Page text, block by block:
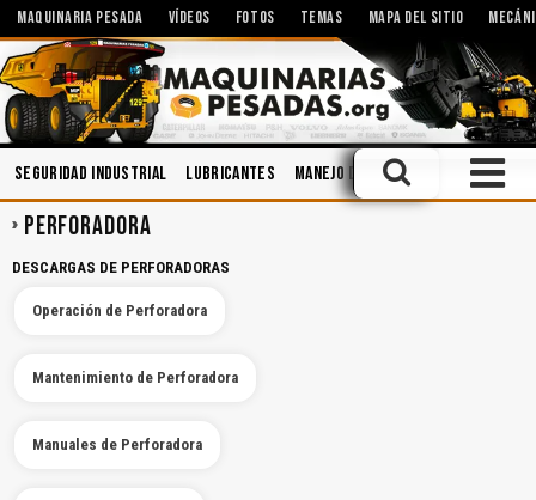
MAQUINARIA PESADA VÍDEOS FOTOS TEMAS MAPA DEL SITIO
Seguridad Industrial Lubricantes Manejo Defensivo Aceites
PERFORADORA
DESCARGAS DE PERFORADORAS
Operación de Perforadora
Mantenimiento de Perforadora
Manuales de Perforadora